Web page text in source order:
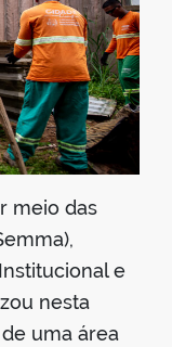
meio das
e
nesta
uma área